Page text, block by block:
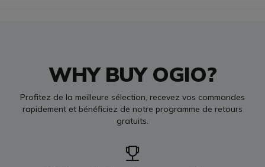
WHY BUY OGIO?
Profitez de la meilleure sélection, recevez vos commandes
rapidement et bénéficiez de notre programme de retours
gratuits.